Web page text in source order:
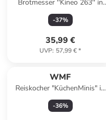
Brotmesser ''Kineo 263'' in
Schwarz - (L)33 cm
-37%
35,99 €
UVP: 57,99 €*
WMF
Reiskocher "KüchenMinis" in
Silber/ Schwarz - 1 l
-36%